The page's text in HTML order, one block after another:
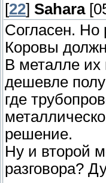
[22] Sahara
Согласен. Но
Коровы
В металле их
дешевле
где
решение.
Ну и второй
разговора?